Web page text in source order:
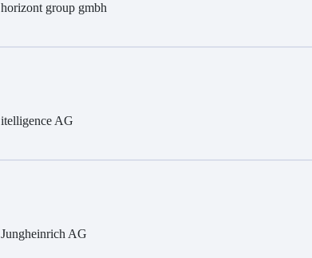
horizont group gmbh
itelligence AG
Jungheinrich AG